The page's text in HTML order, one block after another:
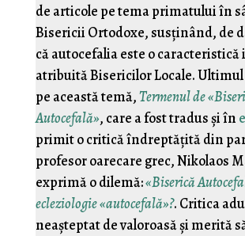
de articole pe tema primatului în
Bisericii Ortodoxe, susținând, de
că autocefalia este o
atribuită Bisericilor Locale.
pe această temă,Termenul de
Autocefală», care a fost tradus și în
primit o critică îndreptățită din
profesor oarecare grec, Nikolaos
exprimă o dilemă:«Biserică
ecleziologie «autocefală»?. Critica
neașteptat de valoroasă și merită